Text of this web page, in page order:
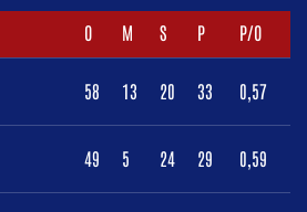
O M S P P/O
58 13 20 33 0,57
49 5 24 29 0,59